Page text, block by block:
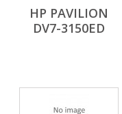
HP PAVILION
DV7-3150ED